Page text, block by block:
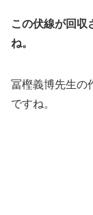
この伏線が回収
ね。
冨樫義博先生の
ですね。